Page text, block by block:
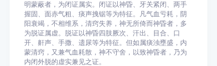
明蒙蔽者，为闭证属实。闭证以神昏、牙关紧闭、两手
握固、面赤气粗、痰声拽锯等为特征。凡气血亏耗，阴
阳衰竭，不相维系，清窍失养，神无所倚而神昏者，多
为脱证属虚。脱证以神昏四肢厥次、汗出、目合、口
开、鼾声、手撒、遗尿等为特征。但如属痰浊壅盛，内
蒙清窍，又兼气血耗散，神不守舍，以致神昏者，乃为
内闭外脱的虚实兼见之证。